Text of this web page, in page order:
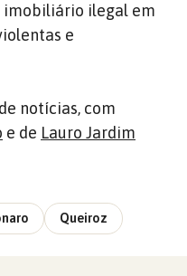
ilegal em
e
notícias, com
e de Lauro Jardim
Queiroz